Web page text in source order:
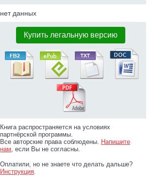
нет данных
Купить легальную версию
Книга распространяется на условиях
партнёрской программы.
Все авторские права соблюдены. Напишите
нам, если Вы не согласны.
Оплатили, но не знаете что делать дальше?
Инструкция.